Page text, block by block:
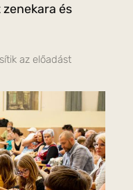
és
az előadást